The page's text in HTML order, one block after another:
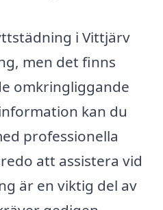
i Vittjärv
men det finns
omkringliggande
kan du
professionella
att assistera vid
är en viktig del av